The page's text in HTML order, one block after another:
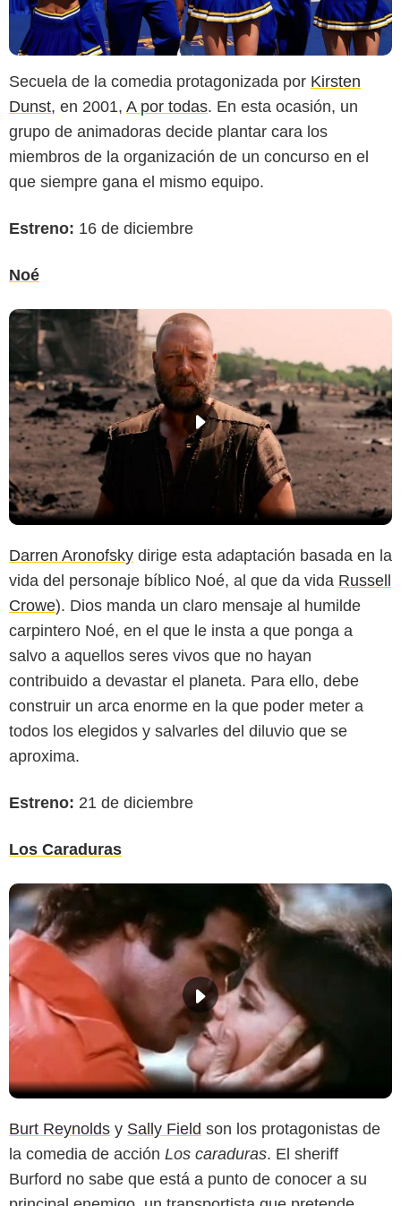
Secuela de la comedia protagonizada por Kirsten
Dunst, en 2001, A por todas. En esta ocasión, un
grupo de animadoras decide plantar cara los
miembros de la organización de un concurso en el
que siempre gana el mismo equipo.
Estreno: 16 de diciembre
Noé
Darren Aronofsky dirige esta adaptación basada en la
vida del personaje bíblico Noé, al que da vida Russell
Crowe). Dios manda un claro mensaje al humilde
carpintero Noé, en el que le insta a que ponga a
salvo a aquellos seres vivos que no hayan
contribuido a devastar el planeta. Para ello, debe
construir un arca enorme en la que poder meter a
todos los elegidos y salvarles del diluvio que se
aproxima.
Estreno: 21 de diciembre
Los Caraduras
Burt Reynolds y Sally Field son los protagonistas de
la comedia de acción Los caraduras. El sheriff
Burford no sabe que está a punto de conocer a su